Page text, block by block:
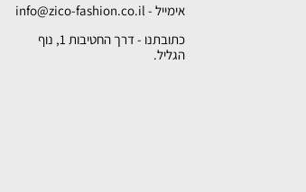
אימייל - info@zico-fashion.co.il
כתובתנו - דרך החטיבות 1, נוף
הגליל.